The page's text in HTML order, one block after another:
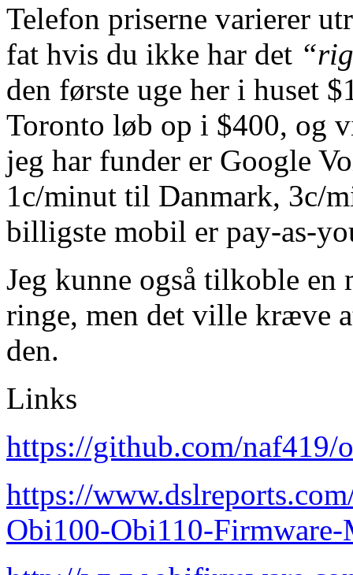
Telefon priserne varierer
fat hvis du ikke har det
den første uge her i huset
Toronto løb op i $400, og
jeg har funder er Google
1c/minut til Danmark, 3c/
billigste mobil er pay-as-
Jeg kunne også tilkoble
ringe, men det ville kræve
den.
Links
https://github.com/naf419/
https://
Obi100-Obi110-